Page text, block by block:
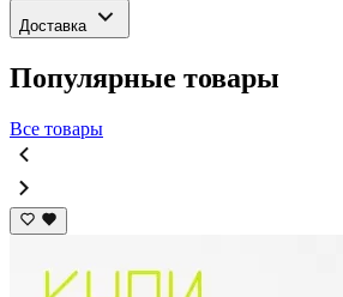
Доставка
Популярные товары
Все товары